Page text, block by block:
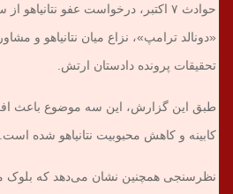
حوادث ۷ اکتبر، درخواست عفو
«دونالد ترامپ»، نزاع میان نتانیاهو و
تحقیقات پرونده دادستان ارتش.
طبق این گزارش، این سه موضوع باعث
کابینه و کاهش محبوبیت نتانیاهو شده است.
نظرسنجی همچنین نشان می‌دهد که بلوک